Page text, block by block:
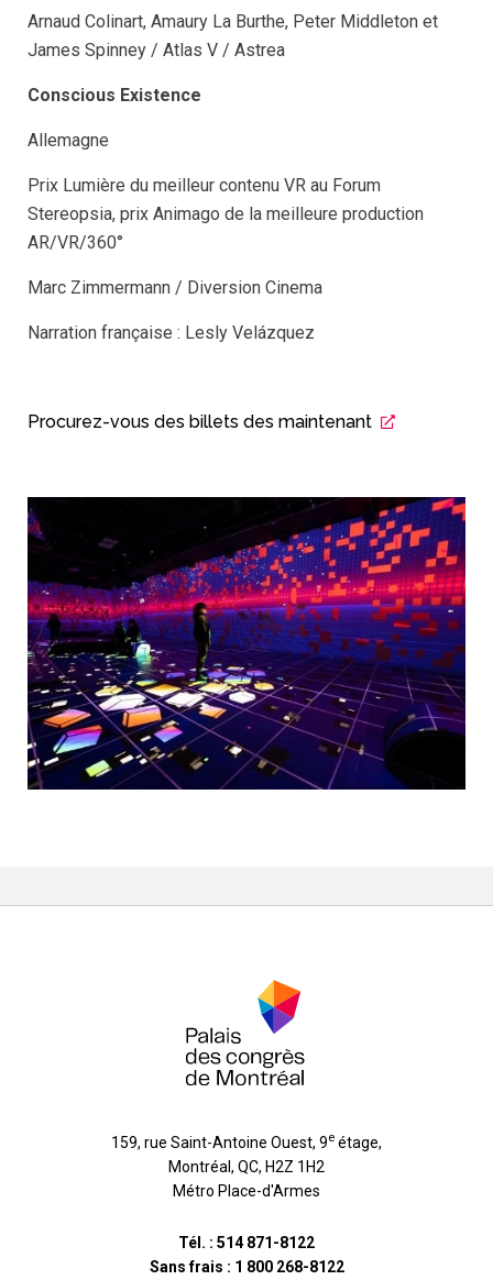
Arnaud Colinart, Amaury La Burthe, Peter Middleton et
James Spinney / Atlas V / Astrea
Conscious Existence
Allemagne
Prix Lumière du meilleur contenu VR au Forum
Stereopsia, prix Animago de la meilleure production
AR/VR/360°
Marc Zimmermann / Diversion Cinema
Narration française : Lesly Velázquez
Procurez-vous des billets des maintenant
159, rue Saint-Antoine Ouest, 9e étage,
Montréal , QC, H2Z 1H2
Métro Place-d'Armes
Tél. : 514 871-8122
Sans frais : 1 800 268-8122